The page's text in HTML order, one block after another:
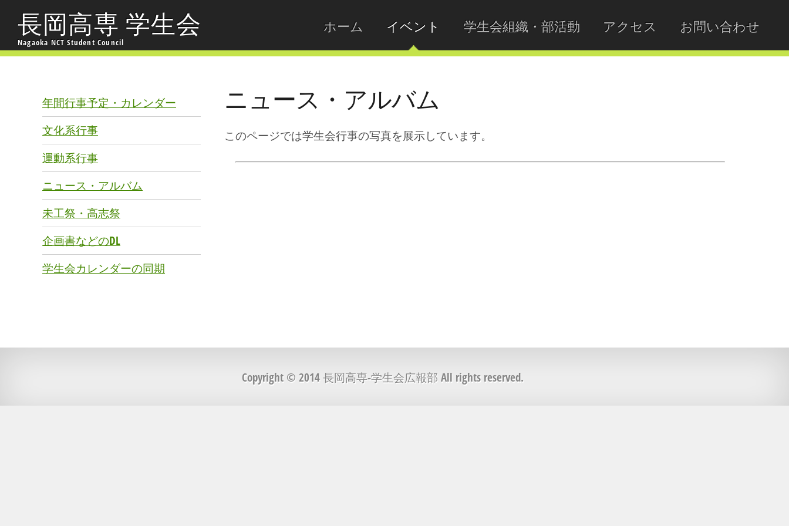
長岡高専 学生会
Nagaoka NCT Student Council
ホーム イベント 学生会組織・部活動 アクセス お問い合わせ
年間行事予定・カレンダー
文化系行事
運動系行事
ニュース・アルバム
未工祭・高志祭
企画書などのDL
学生会カレンダーの同期
ニュース・アルバム
このページでは学生会行事の写真を展示しています。
Copyright © 2014 長岡高専-学生会広報部 All rights reserved.